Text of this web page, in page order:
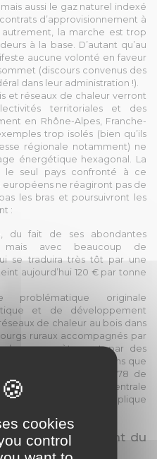
aussi le gaz naturel indexé
d’approvisionnement à
la marche est trop
à la base. D’autant qu’au
aucune volonté en faveur
(discours convenus des
dans leur administration !).
et réseaux de chaleur verront
territoriales et des
en Rhône-Alpes, Franche-
trop isolés (bien qu’ils
régionale notamment) ne
énergétique hexagonal. La
le seul pays confronté à ce
européens ne réagiront pas de
les bras et poursuivront les
:
du fait de ses abondantes
mais avec beaucoup de
se traduira très tôt par une
aujourd’hui 120 € par tonne
originale
et de développement
de chaleur au bois dans
ruraux accompagnés par
place concrètement par des
d’agriculteurs. Ajoutons que
ont décidé en 1978 de
Zwentendorf, la seule centrale
fonctionné. Ceci explique
et le lancement du
local
cookies
control